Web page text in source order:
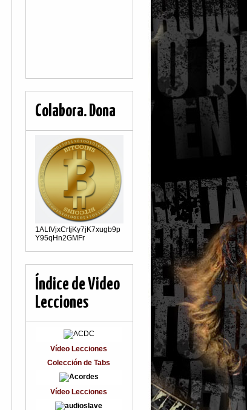
Colabora. Dona
1ALtVjxCrtjKy7jK7xugb9p
Y95qHn2GMFr
Índice de Video
Lecciones
Vídeo Lecciones
Colección de Tabs
Vídeo Lecciones